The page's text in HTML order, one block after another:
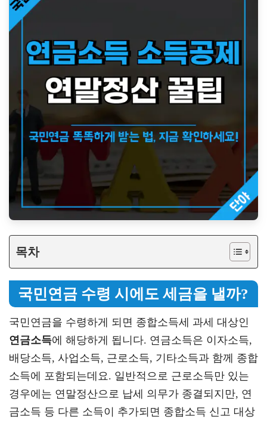
목차
국민연금 수령 시에도 세금을 낼까?
국민연금을 수령하게 되면 종합소득세 과세 대상인
연금소득에 해당하게 됩니다. 연금소득은 이자소득,
배당소득, 사업소득, 근로소득, 기타소득과 함께 종합
소득에 포함되는데요. 일반적으로 근로소득만 있는
경우에는 연말정산으로 납세 의무가 종결되지만, 연
금소득 등 다른 소득이 추가되면 종합소득 신고 대상